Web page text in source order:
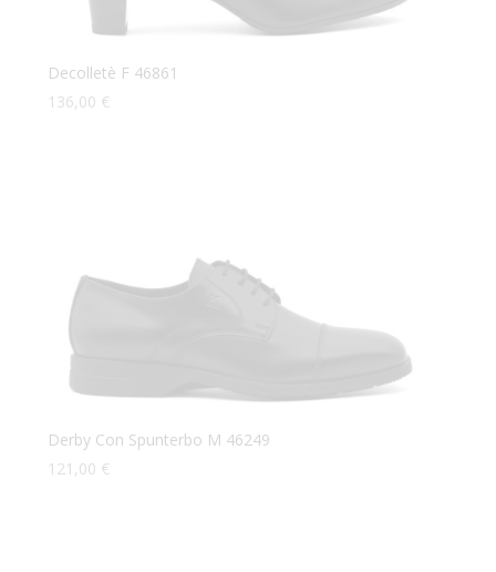
Decolletè F 46861
136,00 €
Derby Con Spunterbo M 46249
121,00 €